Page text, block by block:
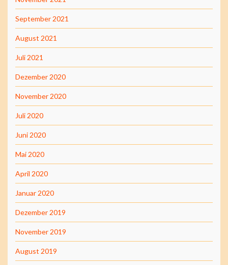
September 2021
August 2021
Juli 2021
Dezember 2020
November 2020
Juli 2020
Juni 2020
Mai 2020
April 2020
Januar 2020
Dezember 2019
November 2019
August 2019